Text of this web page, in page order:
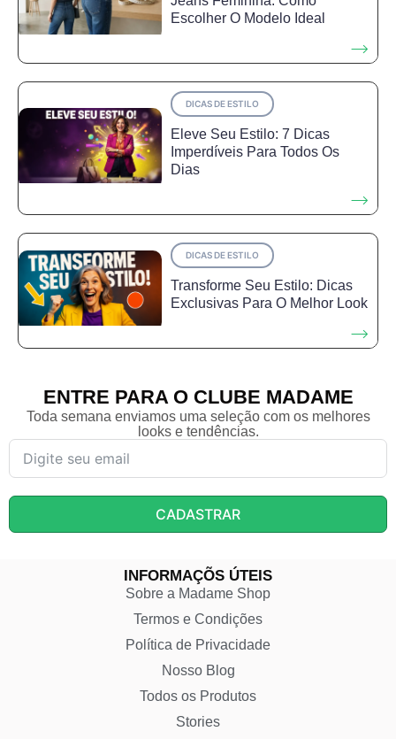
Escolher O Modelo Ideal
DICAS DE ESTILO
Eleve Seu Estilo: 7 Dicas
Imperdíveis Para Todos Os
Dias
DICAS DE ESTILO
Transforme Seu Estilo: Dicas
Exclusivas Para O Melhor Look
ENTRE PARA O CLUBE MADAME
Toda semana enviamos uma seleção com os melhores
looks e tendências.
CADASTRAR
INFORMAÇÕS ÚTEIS
Sobre a Madame Shop
Termos e Condições
Política de Privacidade
Nosso Blog
Todos os Produtos
Stories